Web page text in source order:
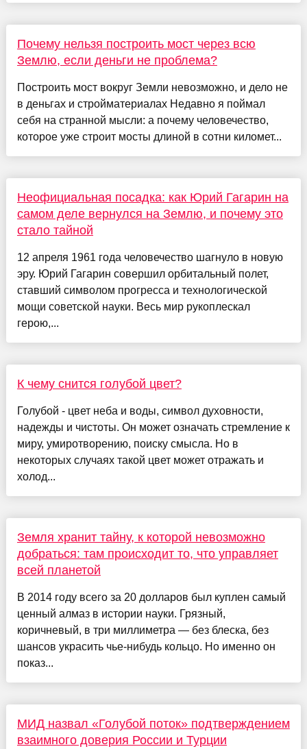
Почему нельзя построить мост через всю
Землю, если деньги не проблема?
Построить мост вокруг Земли невозможно, и дело не
в деньгах и стройматериалах Недавно я поймал
себя на странной мысли: а почему человечество,
которое уже строит мосты длиной в сотни километ...
Неофициальная посадка: как Юрий Гагарин на
самом деле вернулся на Землю, и почему это
стало тайной
12 апреля 1961 года человечество шагнуло в новую
эру. Юрий Гагарин совершил орбитальный полет,
ставший символом прогресса и технологической
мощи советской науки. Весь мир рукоплескал
герою,...
К чему снится голубой цвет?
Голубой - цвет неба и воды, символ духовности,
надежды и чистоты. Он может означать стремление к
миру, умиротворению, поиску смысла. Но в
некоторых случаях такой цвет может отражать и
холод...
Земля хранит тайну, к которой невозможно
добраться: там происходит то, что управляет
всей планетой
В 2014 году всего за 20 долларов был куплен самый
ценный алмаз в истории науки. Грязный,
коричневый, в три миллиметра — без блеска, без
шансов украсить чье-нибудь кольцо. Но именно он
показ...
МИД назвал «Голубой поток» подтверждением
взаимного доверия России и Турции